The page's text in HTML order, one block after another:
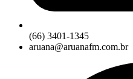
(66) 3401-1345
aruana@aruanafm.com.br